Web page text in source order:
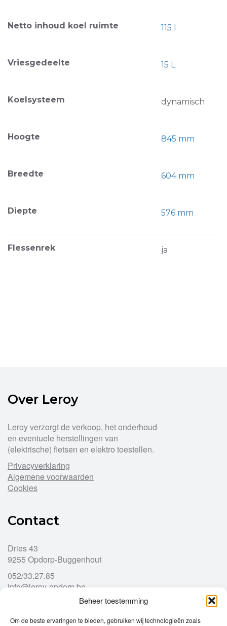
Beheer toestemming
Om de beste ervaringen te bieden, gebruiken wij technologieën zoals
Netto inhoud koel ruimte 115 l
Vriesgedeelte 15 L
Koelsysteem dynamisch
Hoogte 845 mm
Breedte 604 mm
Diepte 576 mm
Flessenrek ja
Over Leroy
Leroy verzorgt de verkoop, het onderhoud
en eventuele herstellingen van
(elektrische) fietsen en elektro toestellen.
Privacyverklaring
Algemene voorwaarden
Cookies
Contact
Dries 43
9255 Opdorp-Buggenhout
052/33.27.85
info@leroy-opdorp.be
Openingsuren